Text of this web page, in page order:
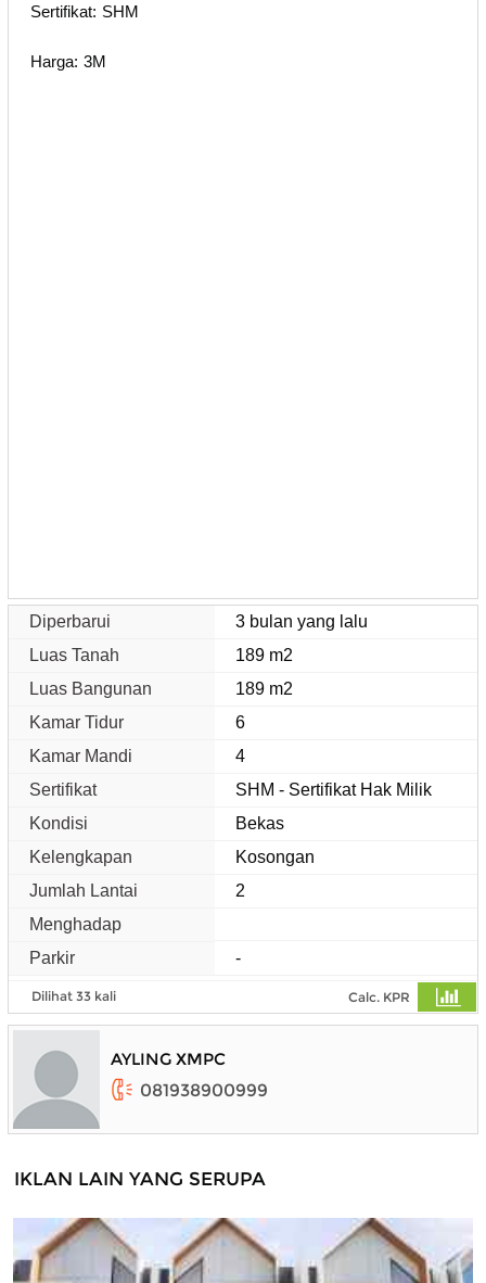
Sertifikat: SHM
Harga: 3M
Diperbarui
3 bulan yang lalu
Luas Tanah
189 m2
Luas Bangunan
189 m2
Kamar Tidur
6
Kamar Mandi
4
Sertifikat
SHM - Sertifikat Hak Milik
Kondisi
Bekas
Kelengkapan
Kosongan
Jumlah Lantai
2
Menghadap
Parkir
-
Dilihat 33 kali Calc. KPR
AYLING XMPC
081938900999
IKLAN LAIN YANG SERUPA